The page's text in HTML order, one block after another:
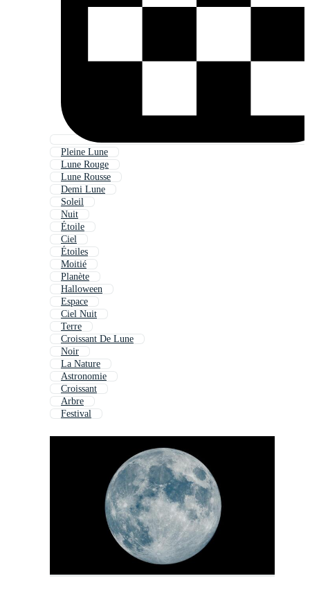
Pleine Lune
Lune Rouge
Lune Rousse
Demi Lune
Soleil
Nuit
Étoile
Ciel
Étoiles
Moitié
Planète
Halloween
Espace
Ciel Nuit
Terre
Croissant De Lune
Noir
La Nature
Astronomie
Croissant
Arbre
Festival